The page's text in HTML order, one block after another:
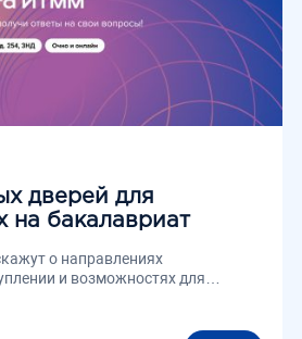
дверей для
на бакалавриат
о направлениях
и возможностях для